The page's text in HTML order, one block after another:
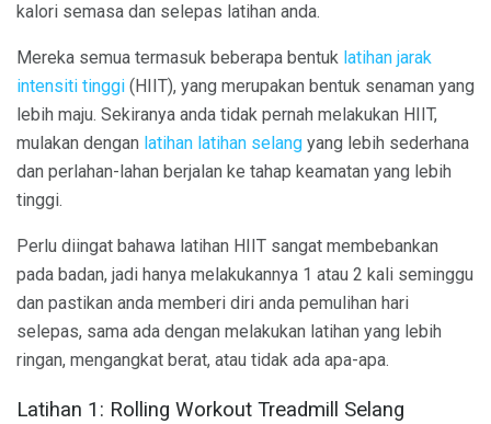
kalori semasa dan selepas latihan anda.
Mereka semua termasuk beberapa bentuk latihan jarak
intensiti tinggi (HIIT), yang merupakan bentuk senaman yang
lebih maju. Sekiranya anda tidak pernah melakukan HIIT,
mulakan dengan latihan latihan selang yang lebih sederhana
dan perlahan-lahan berjalan ke tahap keamatan yang lebih
tinggi.
Perlu diingat bahawa latihan HIIT sangat membebankan
pada badan, jadi hanya melakukannya 1 atau 2 kali seminggu
dan pastikan anda memberi diri anda pemulihan hari
selepas, sama ada dengan melakukan latihan yang lebih
ringan, mengangkat berat, atau tidak ada apa-apa.
Latihan 1: Rolling Workout Treadmill Selang